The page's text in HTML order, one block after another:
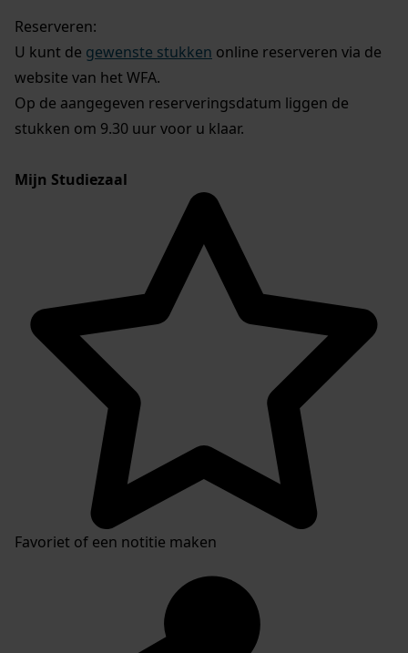
Reserveren:
U kunt de gewenste stukken online reserveren via de
website van het WFA.
Op de aangegeven reserveringsdatum liggen de
stukken om 9.30 uur voor u klaar.
Mijn Studiezaal
Favoriet of een notitie maken